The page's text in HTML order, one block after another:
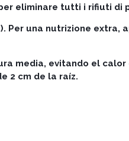
eliminare tutti i rifiuti di
Per una nutrizione extra,
media, evitando el
2 cm de la raíz.